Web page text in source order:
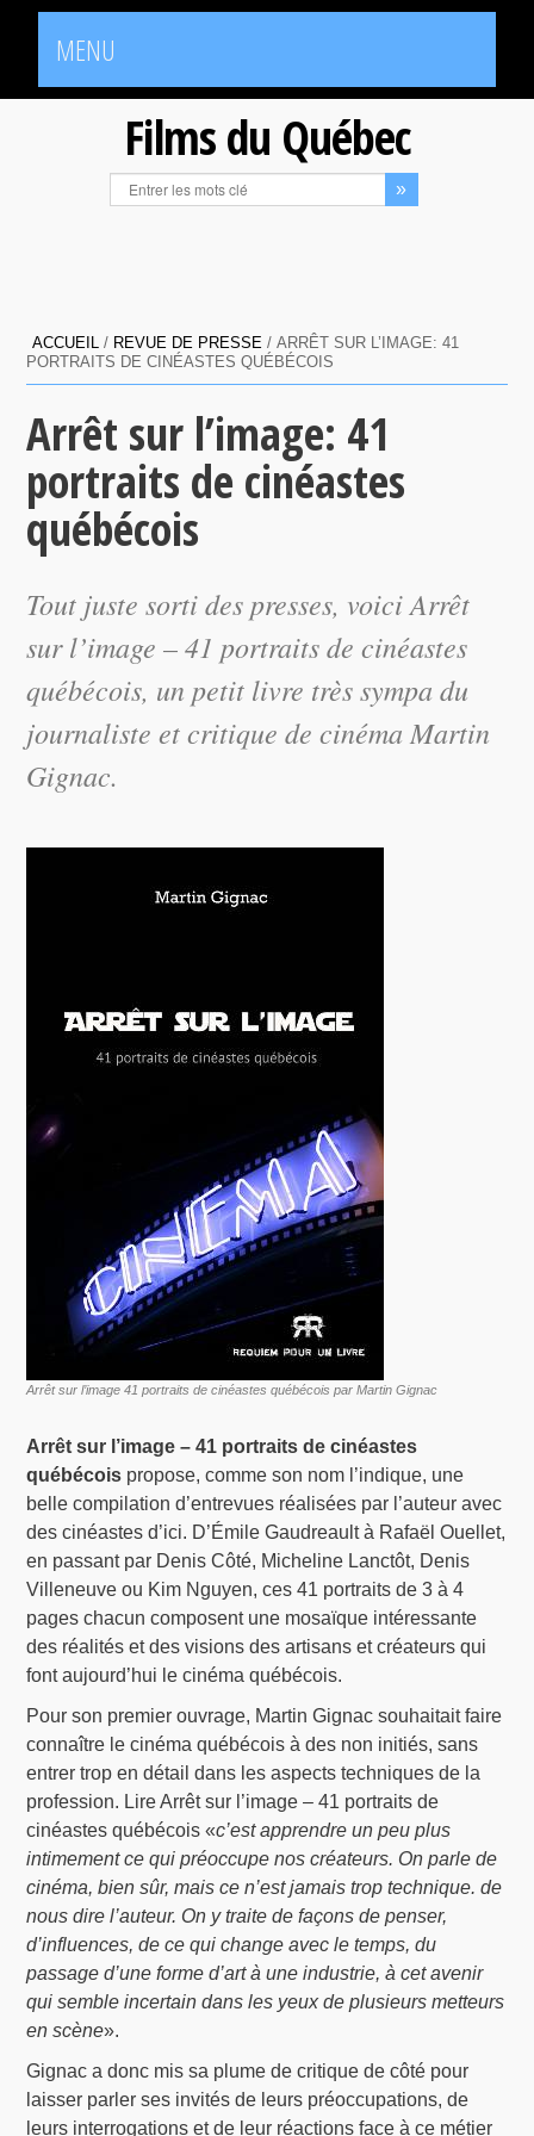
MENU
Films du Québec
ACCUEIL / REVUE DE PRESSE /ARRÊT SUR L’IMAGE: 41
PORTRAITS DE CINÉASTES QUÉBÉCOIS
Arrêt sur l’image: 41
portraits de cinéastes
québécois
Tout juste sorti des presses, voici Arrêt
sur l’image – 41 portraits de cinéastes
québécois, un petit livre très sympa du
journaliste et critique de cinéma Martin
Gignac.
Arrêt sur l’image 41 portraits de cinéastes québécois par Martin Gignac
Arrêt sur l’image – 41 portraits de cinéastes
québécois propose, comme son nom l’indique, une
belle compilation d’entrevues réalisées par l’auteur avec
des cinéastes d’ici. D’Émile Gaudreault à Rafaël Ouellet,
en passant par Denis Côté, Micheline Lanctôt, Denis
Villeneuve ou Kim Nguyen, ces 41 portraits de 3 à 4
pages chacun composent une mosaïque intéressante
des réalités et des visions des artisans et créateurs qui
font aujourd’hui le cinéma québécois.
Pour son premier ouvrage, Martin Gignac souhaitait faire
connaître le cinéma québécois à des non initiés, sans
entrer trop en détail dans les aspects techniques de la
profession. Lire Arrêt sur l’image – 41 portraits de
cinéastes québécois «c’est apprendre un peu plus
intimement ce qui préoccupe nos créateurs. On parle de
cinéma, bien sûr, mais ce n’est jamais trop technique. de
nous dire l’auteur. On y traite de façons de penser,
d’influences, de ce qui change avec le temps, du
passage d’une forme d’art à une industrie, à cet avenir
qui semble incertain dans les yeux de plusieurs metteurs
en scène».
Gignac a donc mis sa plume de critique de côté pour
laisser parler ses invités de leurs préoccupations, de
leurs interrogations et de leur réactions face à ce métier